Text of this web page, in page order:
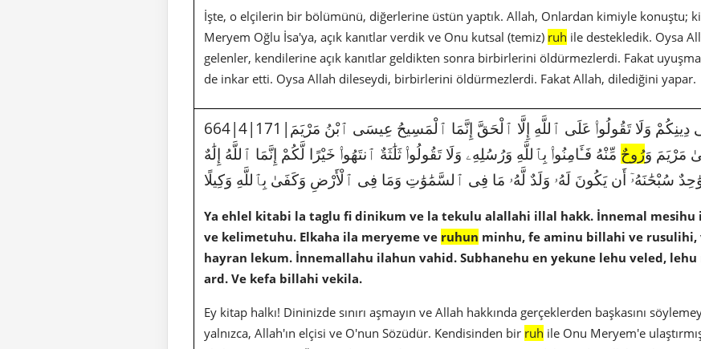
İşte, o elçilerin bir bölümünü, diğerlerine üstün yaptık. Allah, Onlardan kimiyle konuştu;
Meryem Oğlu İsa'ya, açık kanıtlar verdik ve Onu kutsal (temiz) ruh ile destekledik. Oysa
gelenler, kendilerine açık kanıtlar geldikten sonra birbirlerini öldürmezlerdi. Fakat
de inkar etti. Oysa Allah dileseydi, birbirlerini öldürmezlerdi. Fakat Allah, dilediğini yapar.
664|4|171|يَٰٓأَهْلَ ٱلْكِتَٰبِ لَا تَغْلُوا۟ فِى دِينِكُمْ وَلَا تَقُولُوا۟ عَلَى ٱللَّهِ إِلَّا ٱلْحَقَّ إِنَّمَا ٱلْمَسِيحُ عِيسَى ٱبْنُ مَرْيَمَ
مَرْيَمَ وَرُوحٌ مِّنْهُ فَـَٔامِنُوا۟ بِٱللَّهِ وَرُسُلِهِۦ وَلَا تَقُولُوا۟ ثَلَٰثَةٌ ٱنتَهُوا۟ خَيْرًا لَّكُمْ إِنَّمَا ٱللَّهُ إِلَٰهٌ
سُبْحَٰنَهُۥٓ أَن يَكُونَ لَهُۥ وَلَدٌ لَّهُۥ مَا فِى ٱلسَّمَٰوَٰتِ وَمَا فِى ٱلْأَرْضِ وَكَفَىٰ بِٱللَّهِ وَكِيلًا
Ya ehlel kitabi la taglu fi dinikum ve la tekulu alallahi illal hakk. İnnemal mesihu
ve kelimetuhu. Elkaha ila meryeme ve ruhun minhu, fe aminu billahi ve rusulihi,
hayran lekum. İnnemallahu ilahun vahid. Subhanehu en yekune lehu veled,
ard. Ve kefa billahi vekila.
Ey kitap halkı! Dininizde sınırı aşmayın ve Allah hakkında gerçeklerden başkasını
yalnızca, Allah'ın elçisi ve O'nun Sözüdür. Kendisinden bir ruh ile Onu Meryem'e